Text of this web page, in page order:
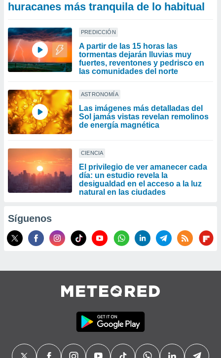
huracanes más tranquila de lo habitual
PREDICCIÓN
A partir de las 15 horas las
tormentas dejarán lluvias muy
fuertes, reventones y pedrisco en
las comunidades del norte
ASTRONOMÍA
Las imágenes más detalladas del
Sol jamás vistas revelan remolinos
de energía magnética
CIENCIA
El privilegio de ver amanecer cada
día: un estudio revela la
desigualdad en el acceso a la luz
natural en las ciudades
Síguenos